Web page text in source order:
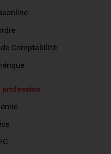
Comptabilité